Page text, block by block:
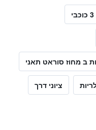
ב מחוז סוראט תאני
ציוני דרך